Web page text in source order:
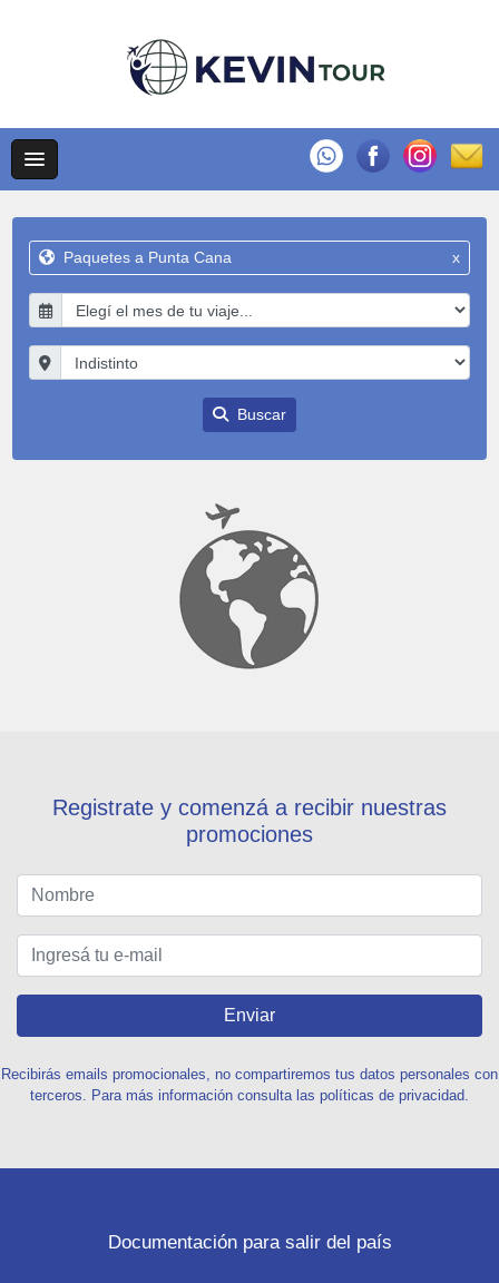
Paquetes a Punta Cana x
Buscar
Registrate y comenzá a recibir nuestras
promociones
Enviar
Recibirás emails promocionales, no compartiremos tus datos personales con
terceros. Para más información consulta las políticas de privacidad.
Documentación para salir del país